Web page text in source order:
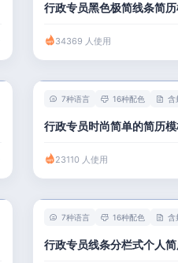
行政专员黑色极简线条简
34369 人使用
7种语言 16种配色 含
行政专员时尚简单的简历模
23110 人使用
7种语言 16种配色 含
行政专员线条分栏式个人